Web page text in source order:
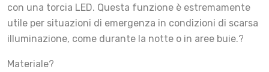
con una torcia LED. Questa funzione è estremamente
utile per situazioni di emergenza in condizioni di scarsa
illuminazione, come durante la notte o in aree buie.?
Materiale?